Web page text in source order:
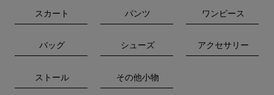
スカート パンツ ワンピース
バッグ シューズ アクセサリー
ストール その他小物